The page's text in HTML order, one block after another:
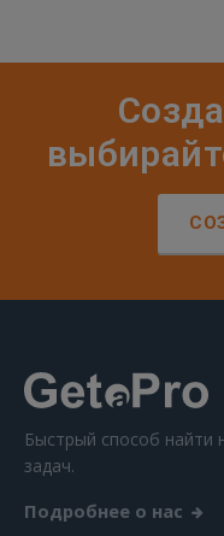
Быстрый способ найти
задач.
Подробнее о нас